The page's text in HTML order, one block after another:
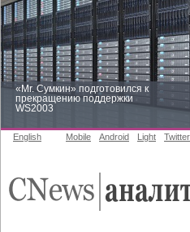
«Mr. Сумкин» подготовился к
прекращению поддержки
WS2003
English Mobile Android Light